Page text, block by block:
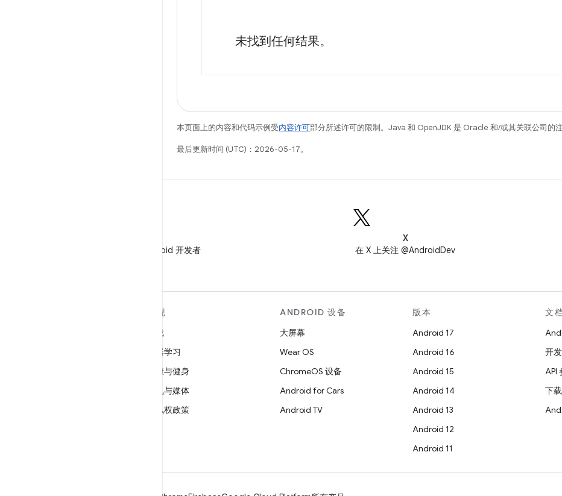
未找到任何结果。
本页面上的内容和代码示例受内容许可部分所述许可的限制。Java 和 OpenJDK 是 Oracle 和/或其关联公司的注
最后更新时间 (UTC)：2026-05-17。
在微信中关注 Android 开发者
X
在 X 上关注 @AndroidDev
发现
游戏
机器学习
健康与健身
相机与媒体
隐私权政策
ANDROID 设备
大屏幕
Wear OS
ChromeOS 设备
Android for Cars
Android TV
版本
Android 17
Android 16
Android 15
Android 14
Android 13
Android 12
Android 11
文
开
API
下